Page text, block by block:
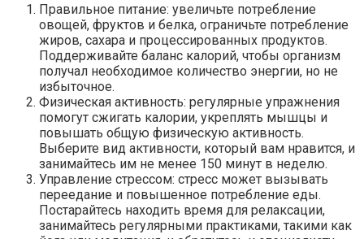
Правильное питание: увеличьте потребление
овощей, фруктов и белка, ограничьте потребление
жиров, сахара и процессированных продуктов.
Поддерживайте баланс калорий, чтобы организм
получал необходимое количество энергии, но не
избыточное.
Физическая активность: регулярные упражнения
помогут сжигать калории, укреплять мышцы и
повышать общую физическую активность.
Выберите вид активности, который вам нравится, и
занимайтесь им не менее 150 минут в неделю.
Управление стрессом: стресс может вызывать
переедание и повышенное потребление еды.
Постарайтесь находить время для релаксации,
занимайтесь регулярными практиками, такими как